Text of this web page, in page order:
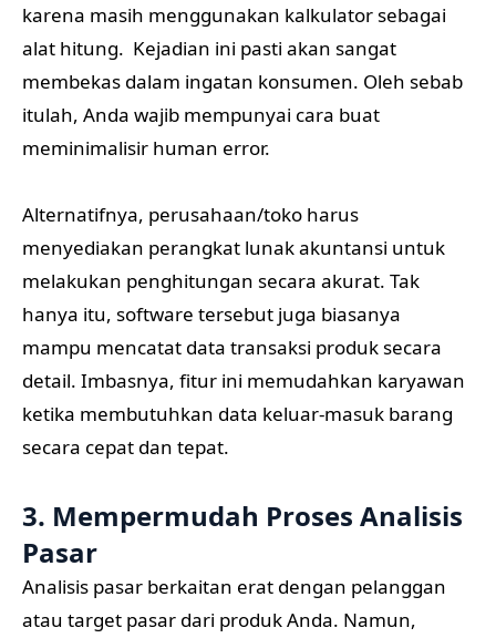
karena masih menggunakan kalkulator sebagai
alat hitung. Kejadian ini pasti akan sangat
membekas dalam ingatan konsumen. Oleh sebab
itulah, Anda wajib mempunyai cara buat
meminimalisir human error.
Alternatifnya, perusahaan/toko harus
menyediakan perangkat lunak akuntansi untuk
melakukan penghitungan secara akurat. Tak
hanya itu, software tersebut juga biasanya
mampu mencatat data transaksi produk secara
detail. Imbasnya, fitur ini memudahkan karyawan
ketika membutuhkan data keluar-masuk barang
secara cepat dan tepat.
3. Mempermudah Proses Analisis
Pasar
Analisis pasar berkaitan erat dengan pelanggan
atau target pasar dari produk Anda. Namun,